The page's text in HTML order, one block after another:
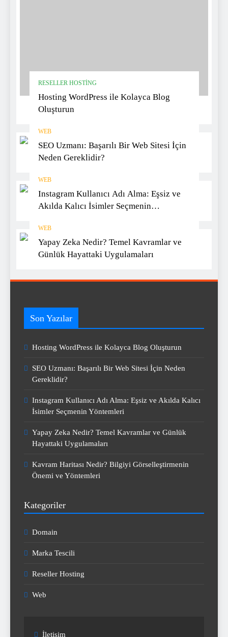
RESELLER HOSTING
Hosting WordPress ile Kolayca Blog
Oluşturun
WEB
SEO Uzmanı: Başarılı Bir Web Sitesi İçin
Neden Gereklidir?
WEB
Instagram Kullanıcı Adı Alma: Eşsiz ve
Akılda Kalıcı İsimler Seçmenin
WEB
Yapay Zeka Nedir? Temel Kavramlar ve
Günlük Hayattaki Uygulamaları
Son Yazılar
Hosting WordPress ile Kolayca Blog Oluşturun
SEO Uzmanı: Başarılı Bir Web Sitesi İçin Neden
Gereklidir?
Instagram Kullanıcı Adı Alma: Eşsiz ve Akılda Kalıcı
İsimler Seçmenin Yöntemleri
Yapay Zeka Nedir? Temel Kavramlar ve Günlük
Hayattaki Uygulamaları
Kavram Haritası Nedir? Bilgiyi Görselleştirmenin
Önemi ve Yöntemleri
Kategoriler
Domain
Marka Tescili
Reseller Hosting
Web
İletişim